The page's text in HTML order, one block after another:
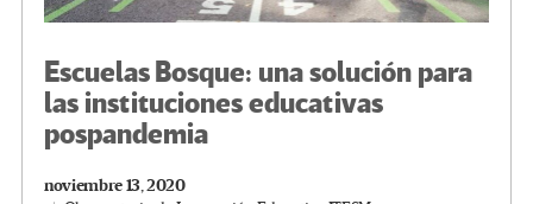
Escuelas Bosque: una solución para
las instituciones educativas
pospandemia
noviembre 13, 2020